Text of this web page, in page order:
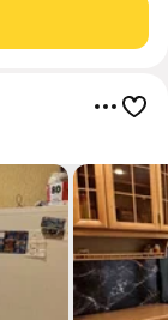
для тех, кто